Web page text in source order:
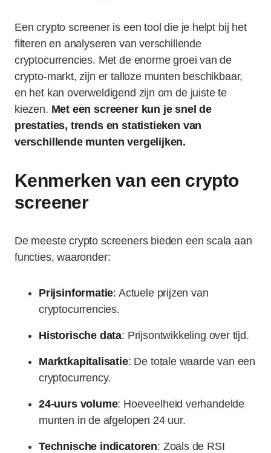
Een crypto screener is een tool die je helpt bij het
filteren en analyseren van verschillende
cryptocurrencies. Met de enorme groei van de
crypto-markt, zijn er talloze munten beschikbaar,
en het kan overweldigend zijn om de juiste te
kiezen. Met een screener kun je snel de
prestaties, trends en statistieken van
verschillende munten vergelijken.
Kenmerken van een crypto
screener
De meeste crypto screeners bieden een scala aan
functies, waaronder:
Prijsinformatie: Actuele prijzen van
cryptocurrencies.
Historische data: Prijsontwikkeling over tijd.
Marktkapitalisatie: De totale waarde van een
cryptocurrency.
24-uurs volume: Hoeveelheid verhandelde
munten in de afgelopen 24 uur.
Technische indicatoren: Zoals de RSI